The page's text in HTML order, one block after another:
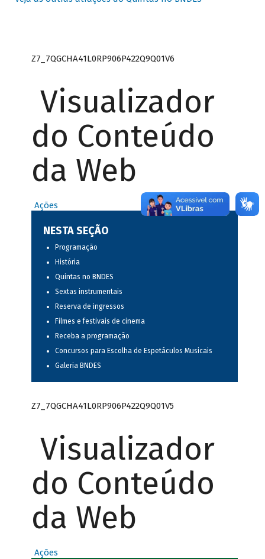
Z7_7QGCHA41L0RP906P422Q9Q01V6
Visualizador
do Conteúdo
da Web
Ações
NESTA SEÇÃO
Programação
História
Quintas no BNDES
Sextas instrumentais
Reserva de ingressos
Filmes e festivais de cinema
Receba a programação
Concursos para Escolha de Espetáculos Musicais
Galeria BNDES
Z7_7QGCHA41L0RP906P422Q9Q01V5
Visualizador
do Conteúdo
da Web
Ações